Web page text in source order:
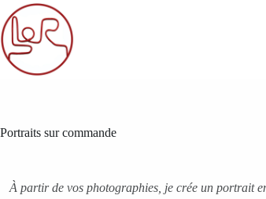
Skip
to
content
Portraits sur commande
À partir de vos photographies, je crée un portrait